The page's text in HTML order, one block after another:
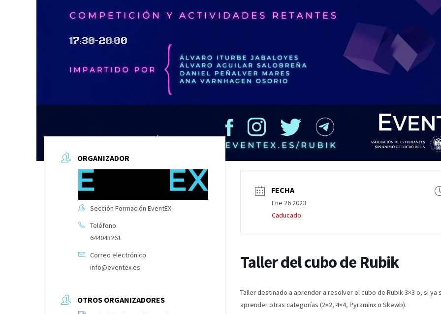
ORGANIZADOR
Sección Formación EventEX
Teléfono
644043261
Correo electrónico
info@eventex.es
OTROS ORGANIZADORES
FECHA
Ene 26 2023
Caducado
Taller del cubo de Rubik
Taller destinado a aprender a resolver el cubo de Rubik 3×3 o, si
aprender otras categorías (2×2, 4×4, Pyraminx o Skewb).